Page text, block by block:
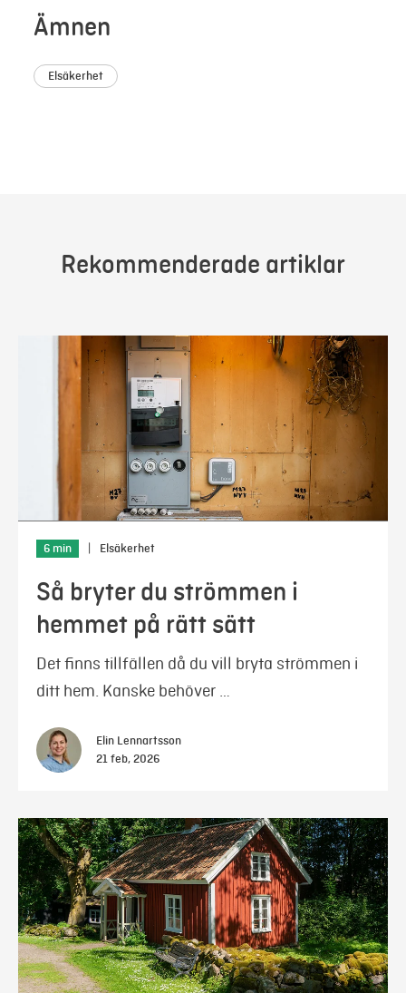
Ämnen
Elsäkerhet
Rekommenderade artiklar
6 min Elsäkerhet
Så bryter du strömmen i
hemmet på rätt sätt
Det finns tillfällen då du vill bryta strömmen i
ditt hem. Kanske behöver …
Elin Lennartsson
21 feb, 2026